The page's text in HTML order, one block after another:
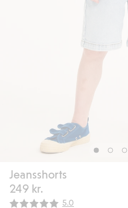
Jeansshorts
249 kr.
5.0